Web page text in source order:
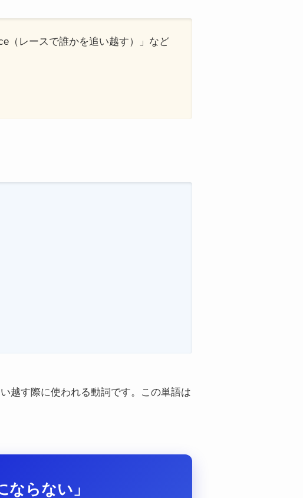
（レースで誰かを追い越す）」など
越す際に使われる動詞です。この単語は
ならない」